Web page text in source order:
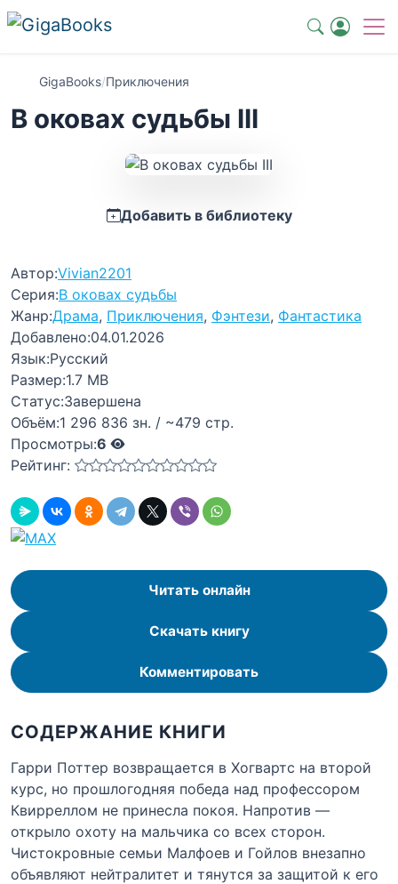
GigaBooks/Приключения
В оковах судьбы III
Добавить в библиотеку
Автор:Vivian2201
Серия:В оковах судьбы
Жанр:Драма, Приключения, Фэнтези, Фантастика
Добавлено:04.01.2026
Язык:Русский
Размер:1.7 MB
Статус:Завершена
Объём:1 296 836 зн. / ~479 стр.
Просмотры:6
Рейтинг:
Читать онлайн
Скачать книгу
Комментировать
СОДЕРЖАНИЕ КНИГИ
Гарри Поттер возвращается в Хогвартс на второй
курс, но прошлогодняя победа над профессором
Квирреллом не принесла покоя. Напротив —
открыло охоту на мальчика со всех сторон.
Чистокровные семьи Малфоев и Гойлов внезапно
объявляют нейтралитет и тянутся за защитой к его